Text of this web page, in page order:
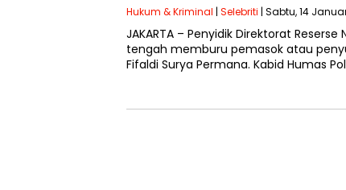
Hukum & Kriminal | Selebriti | Sabtu, 14
JAKARTA – Penyidik Direktorat
tengah memburu pemasok atau
Fifaldi Surya Permana. Kabid Humas